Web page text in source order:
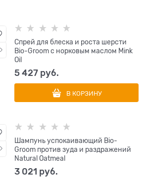
Cпрей для блеска и роста шерсти
Bio-Groom с норковым маслом Mink
Oil
5 427 руб.
В КОРЗИНУ
Шампунь успокаивающий Bio-
Groom против зуда и раздражений
Natural Oatmeal
3 021 руб.